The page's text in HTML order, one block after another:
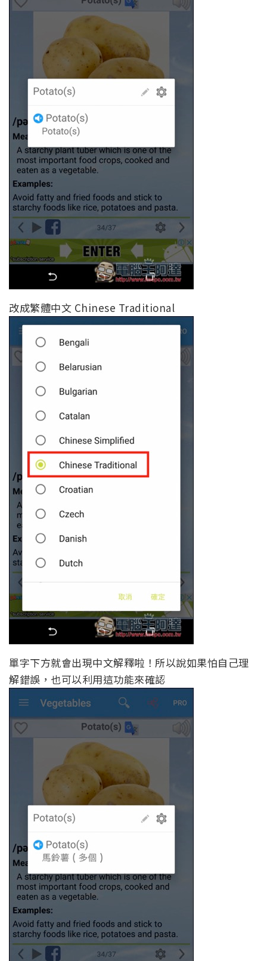
改成繁體中文 Chinese Traditional
單字下方就會出現中文解釋啦！所以說如果怕自己理
解錯誤，也可以利用這功能來確認